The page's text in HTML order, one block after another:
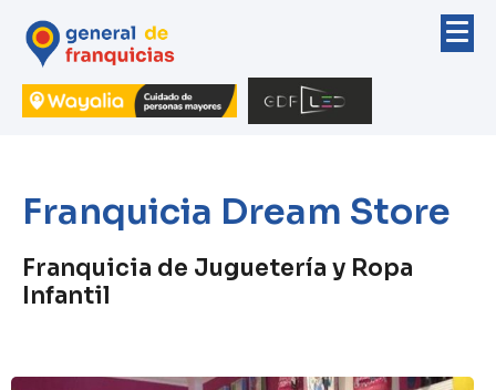
Franquicia Dream Store
Franquicia de Juguetería y Ropa
Infantil